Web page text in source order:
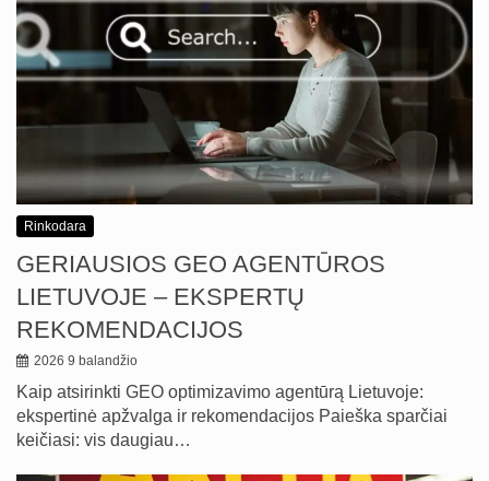
Rinkodara
GERIAUSIOS GEO AGENTŪROS
LIETUVOJE – EKSPERTŲ
REKOMENDACIJOS
2026 9 balandžio
Kaip atsirinkti GEO optimizavimo agentūrą Lietuvoje:
ekspertinė apžvalga ir rekomendacijos Paieška sparčiai
keičiasi: vis daugiau…